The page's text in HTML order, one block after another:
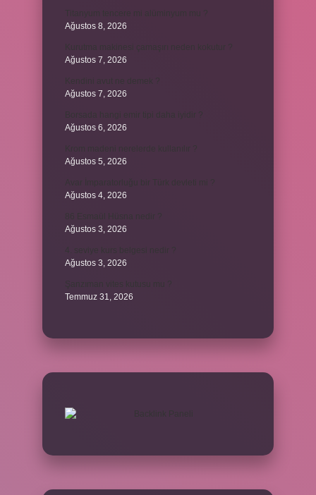
Ağustos 8, 2026
Ağustos 7, 2026
Ağustos 7, 2026
Ağustos 6, 2026
Ağustos 5, 2026
Ağustos 4, 2026
Ağustos 3, 2026
Ağustos 3, 2026
Temmuz 31, 2026